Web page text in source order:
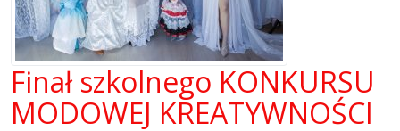
Finał szkolnego KONKURSU
MODOWEJ KREATYWNOŚCI